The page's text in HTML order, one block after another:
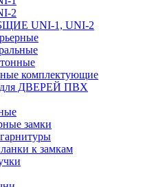
2
UNI-1, UNI-2
комплектующие
для ДВЕРЕЙ ПВХ
замки
к замкам